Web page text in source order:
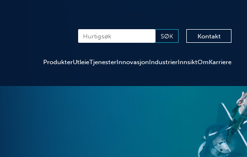
Kontakt
ProdukterUtleieTjenesterInnovasjonIndustrierInnsiktOmKarriere